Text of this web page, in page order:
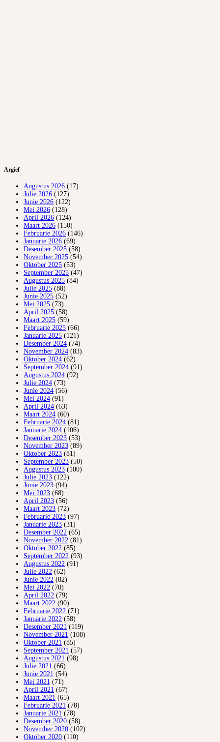
Argief
Augustus 2026 (17)
Julie 2026 (127)
Junie 2026 (122)
Mei 2026 (128)
April 2026 (124)
Maart 2026 (150)
Februarie 2026 (146)
Januarie 2026 (69)
Desember 2025 (58)
November 2025 (54)
Oktober 2025 (53)
September 2025 (47)
Augustus 2025 (84)
Julie 2025 (88)
Junie 2025 (52)
Mei 2025 (73)
April 2025 (58)
Maart 2025 (59)
Februarie 2025 (66)
Januarie 2025 (121)
Desember 2024 (74)
November 2024 (83)
Oktober 2024 (62)
September 2024 (91)
Augustus 2024 (92)
Julie 2024 (73)
Junie 2024 (56)
Mei 2024 (91)
April 2024 (63)
Maart 2024 (60)
Februarie 2024 (81)
Januarie 2024 (106)
Desember 2023 (53)
November 2023 (89)
Oktober 2023 (81)
September 2023 (50)
Augustus 2023 (100)
Julie 2023 (122)
Junie 2023 (94)
Mei 2023 (68)
April 2023 (56)
Maart 2023 (72)
Februarie 2023 (97)
Januarie 2023 (31)
Desember 2022 (65)
November 2022 (81)
Oktober 2022 (85)
September 2022 (93)
Augustus 2022 (91)
Julie 2022 (62)
Junie 2022 (82)
Mei 2022 (70)
April 2022 (79)
Maart 2022 (90)
Februarie 2022 (71)
Januarie 2022 (58)
Desember 2021 (119)
November 2021 (108)
Oktober 2021 (85)
September 2021 (57)
Augustus 2021 (98)
Julie 2021 (66)
Junie 2021 (54)
Mei 2021 (71)
April 2021 (67)
Maart 2021 (65)
Februarie 2021 (78)
Januarie 2021 (78)
Desember 2020 (58)
November 2020 (102)
Oktober 2020 (110)